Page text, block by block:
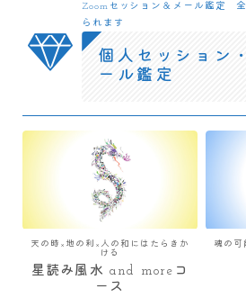
Zoomセッション＆メール鑑定
られます
個人セッション
ール鑑定
天の時×地の利×人の和にはたらきか
ける
星読み風水 and moreコ
ース
魂の可